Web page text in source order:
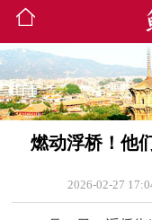
燃动浮桥！他
2026-02-27